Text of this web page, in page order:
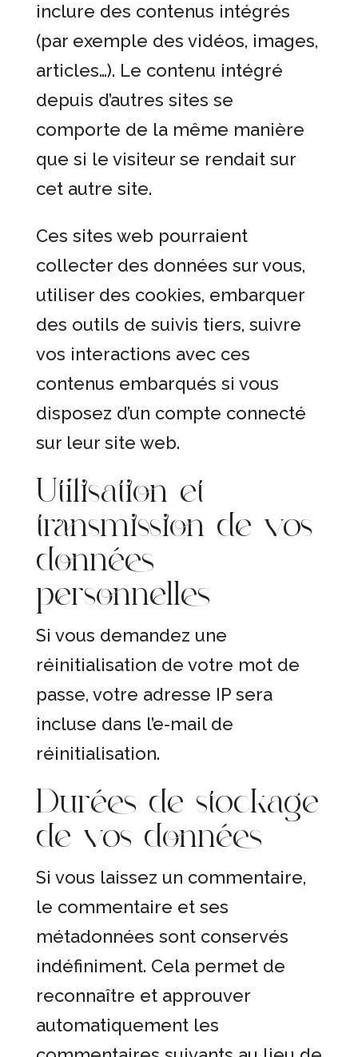
inclure des contenus intégrés
(par exemple des vidéos, images,
articles…). Le contenu intégré
depuis d’autres sites se
comporte de la même manière
que si le visiteur se rendait sur
cet autre site.
Ces sites web pourraient
collecter des données sur vous,
utiliser des cookies, embarquer
des outils de suivis tiers, suivre
vos interactions avec ces
contenus embarqués si vous
disposez d’un compte connecté
sur leur site web.
Utilisation et
transmission de vos
données
personnelles
Si vous demandez une
réinitialisation de votre mot de
passe, votre adresse IP sera
incluse dans l’e-mail de
réinitialisation.
Durées de stockage
de vos données
Si vous laissez un commentaire,
le commentaire et ses
métadonnées sont conservés
indéfiniment. Cela permet de
reconnaître et approuver
automatiquement les